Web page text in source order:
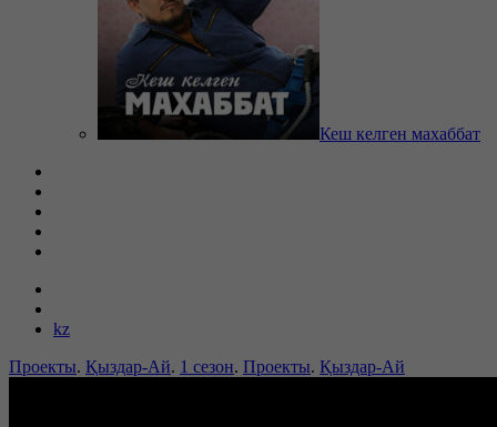
Кеш келген махаббат
kz
Проекты. Қыздар-Ай. 1 сезон. Проекты. Қыздар-Ай